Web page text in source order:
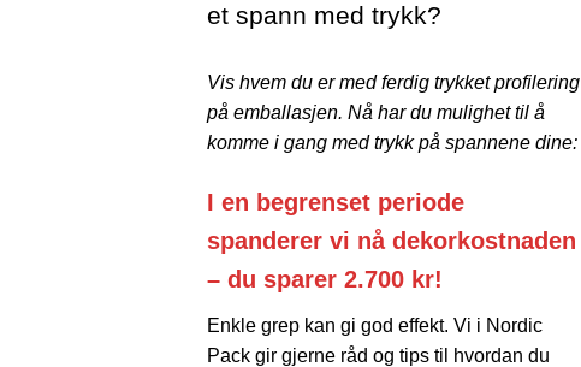
et spann med trykk?
Vis hvem du er med ferdig trykket profilering
på emballasjen. Nå har du mulighet til å
komme i gang med trykk på spannene dine:
I en begrenset periode
spanderer vi nå dekorkostnaden
– du sparer 2.700 kr!
Enkle grep kan gi god effekt. Vi i Nordic
Pack gir gjerne råd og tips til hvordan du